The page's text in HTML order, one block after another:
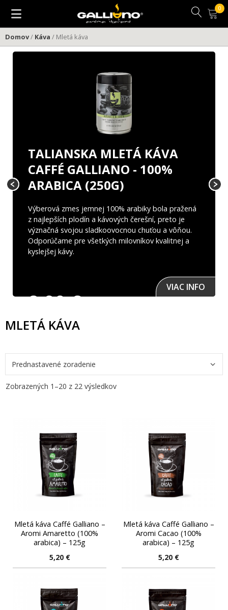
obsah
Domov/ Káva / Mletá káva
TALIANSKA MLETÁ KÁVA
CAFFÉ GALLIANO - 100%
ARABICA (250G)
Výberová zmes jemnej 100% arabiky bola pražená
z najlepších plodín a kávových čerešní, preto je
význačná svojou sladkoovocnou chuťou a vôňou.
Odporúčame pre všetkých milovníkov kvalitnej a
kyslejšej kávy.
8,90€
VIAC INFO
MLETÁ KÁVA
Zobrazených 1–20 z 22 výsledkov
Mletá káva Caffé Galliano –
Aromi Amaretto (100%
arabica) – 125g
5,20 €
Mletá káva Caffé Galliano –
Aromi Cacao (100%
arabica) – 125g
5,20 €